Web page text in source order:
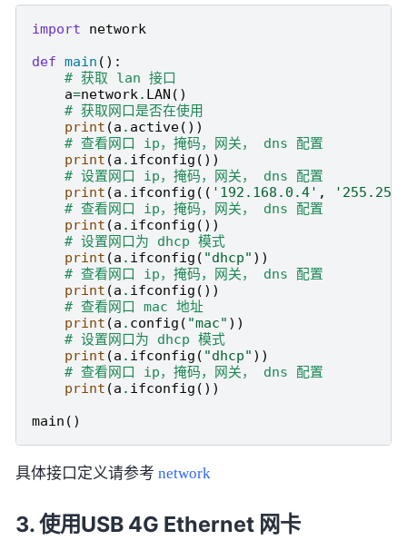
import
network
def main ():
# 获取 lan 接口
a=network. LAN ()
# 获取网口是否在使用
print (a . active())
# 查看网口 ip，掩码，网关， dns 配置
print (a . ifconfig ())
# 设置网口 ip，掩码，网关， dns 配置
print (a . ifconfig (( '192.168.0.4' ,
# 查看网口 ip，掩码，网关， dns 配置
print (a . ifconfig ())
# 设置网口为 dhcp 模式
print (a . ifconfig ( "dhcp" ))
# 查看网口 ip，掩码，网关， dns 配置
print (a . ifconfig ())
# 查看网口 mac 地址
print (a . config ( "mac" ))
# 设置网口为 dhcp 模式
print (a . ifconfig ( "dhcp" ))
# 查看网口 ip，掩码，网关， dns 配置
print (a . ifconfig ())
main ()
具体接口定义请参考 network
使用USB 4G Ethernet 网卡